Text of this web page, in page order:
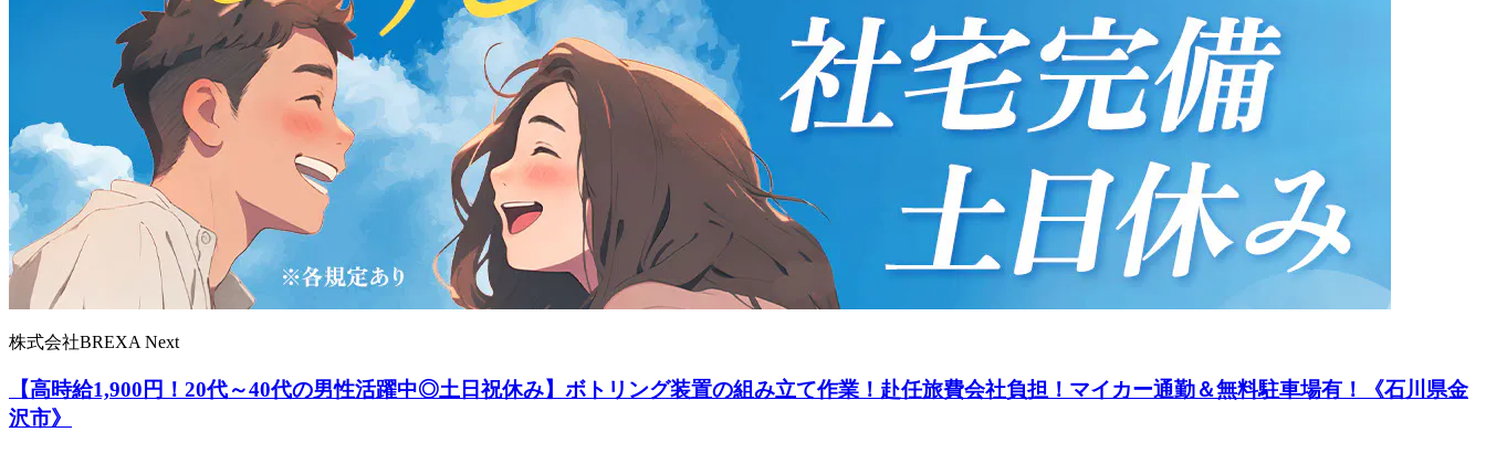
株式会社BREXA Next
【高時給1,900円！20代～40代の男性活躍中◎土日祝休み】ボトリング装置の組み立て作業！赴任旅費会社負担！マイカー通勤＆無料駐車場有！《石川県金
沢市》